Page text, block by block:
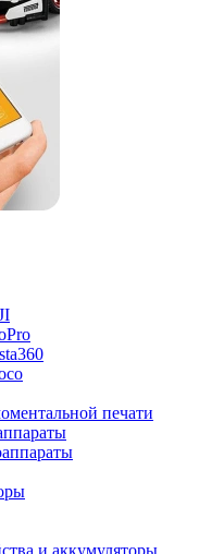
печати
и аккумуляторы